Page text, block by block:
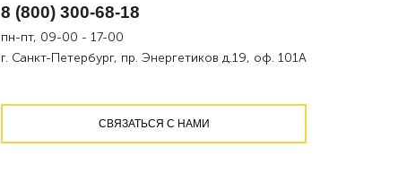
8 (800) 300-68-18
пн-пт, 09-00 - 17-00
г. Санкт-Петербург, пр. Энергетиков д.19, оф. 101А
СВЯЗАТЬСЯ С НАМИ